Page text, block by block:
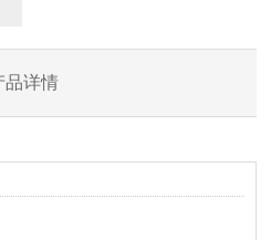
品详情